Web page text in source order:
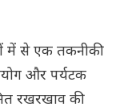
में से एक तकनीकी
और पर्यटक
रखरखाव की